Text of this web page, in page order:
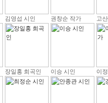
김영섭 시인 권창순 작가 고
장일홍 희곡인 이승 시인 이